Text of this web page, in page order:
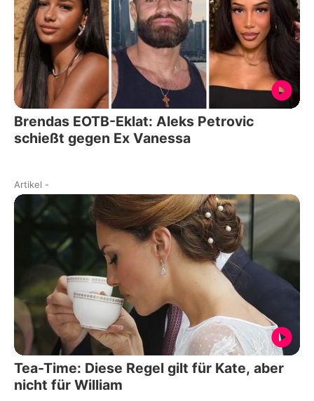
Brendas EOTB-Eklat: Aleks Petrovic
schießt gegen Ex Vanessa
Artikel -
Tea-Time: Diese Regel gilt für Kate, aber
nicht für William